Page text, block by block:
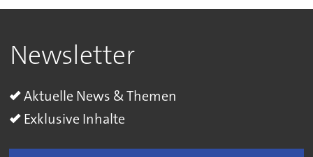
Newsletter
Aktuelle News & Themen
Exklusive Inhalte